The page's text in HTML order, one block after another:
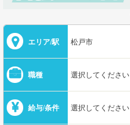
エリア/駅 松戸市
職種 選択してください
給与/条件 選択してください